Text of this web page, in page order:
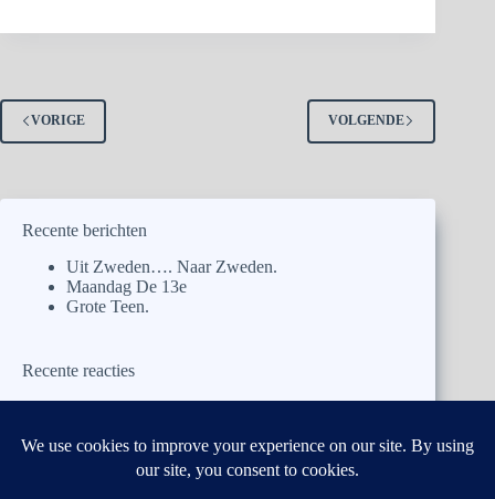
VORIGE VOLGENDE
Recente berichten
Uit Zweden…. Naar Zweden.
Maandag De 13e
Grote Teen.
Recente reacties
naargalicieopUit Zweden…. Naar Zweden.
Zweden.
naargalicieopUit Zweden…. Naar Zweden.